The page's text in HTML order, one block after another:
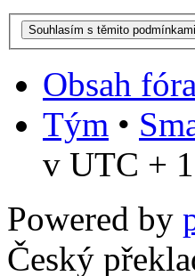
Obsah fóra
Tým •
v UTC +
Powered by
Český